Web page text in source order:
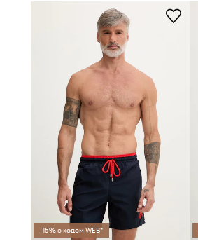
-15% с кодом WEB*